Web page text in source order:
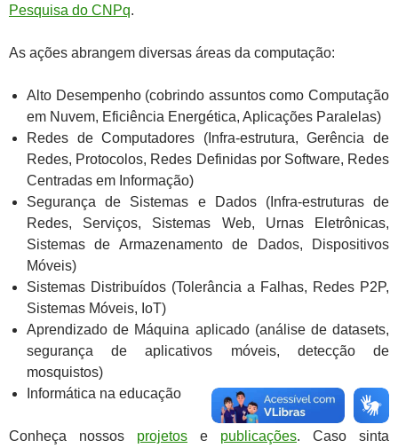
Pesquisa do CNPq.
As ações abrangem diversas áreas da computação:
Alto Desempenho (cobrindo assuntos como Computação
em Nuvem, Eficiência Energética, Aplicações Paralelas)
Redes de Computadores (Infra-estrutura, Gerência de
Redes, Protocolos, Redes Definidas por Software, Redes
Centradas em Informação)
Segurança de Sistemas e Dados (Infra-estruturas de
Redes, Serviços, Sistemas Web, Urnas Eletrônicas,
Sistemas de Armazenamento de Dados, Dispositivos
Móveis)
Sistemas Distribuídos (Tolerância a Falhas, Redes P2P,
Sistemas Móveis, IoT)
Aprendizado de Máquina aplicado (análise de datasets,
segurança de aplicativos móveis, detecção de
mosquistos)
Informática na educação
Conheça nossos projetos e publicações. Caso sinta